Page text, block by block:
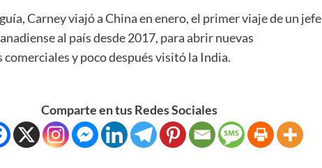
Carney viajó a China en enero, el primer viaje de un jefe
al país desde 2017, para abrir nuevas
y poco después visitó la India.
Comparte en tus Redes Sociales